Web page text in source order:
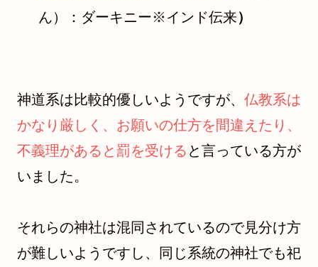
ん）：ダーキニー※インド伝来）
神道系は比較的優しいようですが、 仏教系は
かなり厳しく、お願いの仕方を間違えたり、
不義理があると罰を受ける と言っている方が
いました。
それらの神社は混同されているので見分け方
が難しいようですし、同じ系統の神社でも祀